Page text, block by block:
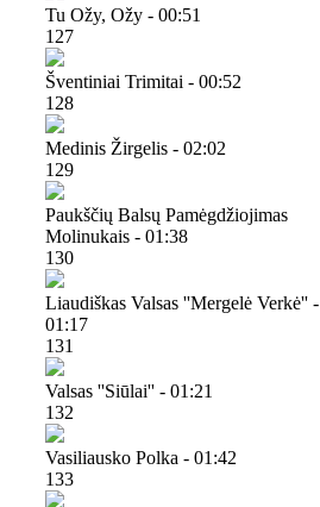
Tu Ožy, Ožy - 00:51
127
Šventiniai Trimitai - 00:52
128
Medinis Žirgelis - 02:02
129
Paukščių Balsų Pamėgdžiojimas
Molinukais - 01:38
130
Liaudiškas Valsas ''mergelė Verkė'' -
01:17
131
Valsas ''siūlai'' - 01:21
132
Vasiliausko Polka - 01:42
133